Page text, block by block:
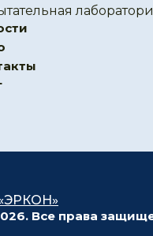
Все права